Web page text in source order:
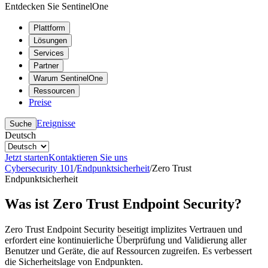
Entdecken Sie SentinelOne
Plattform
Lösungen
Services
Partner
Warum SentinelOne
Ressourcen
Preise
Suche Ereignisse
Deutsch
Jetzt startenKontaktieren Sie uns
Cybersecurity 101/Endpunktsicherheit/Zero Trust
Endpunktsicherheit
Was ist Zero Trust Endpoint Security?
Zero Trust Endpoint Security beseitigt implizites Vertrauen und
erfordert eine kontinuierliche Überprüfung und Validierung aller
Benutzer und Geräte, die auf Ressourcen zugreifen. Es verbessert
die Sicherheitslage von Endpunkten.